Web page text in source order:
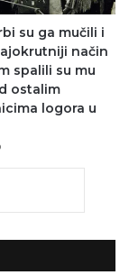
su ga mučili i
način
spalili su mu
ostalim
logora u